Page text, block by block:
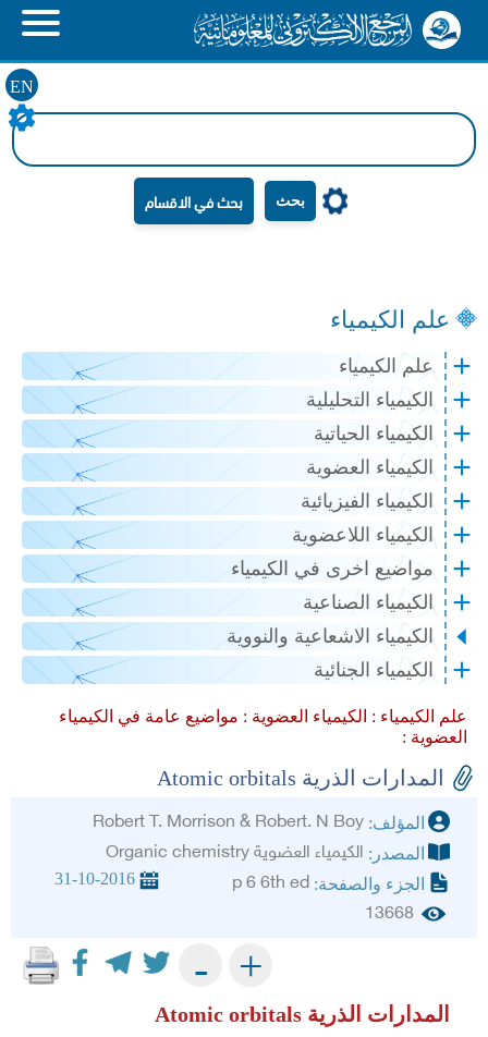
EN
بحث
علم الكيمياء
علم الكيمياء
الكيمياء التحليلية
الكيمياء الحياتية
الكيمياء العضوية
الكيمياء الفيزيائية
الكيمياء اللاعضوية
مواضيع اخرى في الكيمياء
الكيمياء الصناعية
الكيمياء الاشعاعية والنووية
الكيمياء الجنائية
علم الكيمياء : الكيمياء العضوية : مواضيع عامة في الكيمياء
العضوية :
المدارات الذرية Atomic orbitals
المؤلف: Robert T. Morrison & Robert. N Boy
المصدر: الكيمياء العضوية Organic chemistry
الجزء والصفحة: p 6 6th ed
31-10-2016
13668
+
-
المدارات الذرية Atomic orbitals